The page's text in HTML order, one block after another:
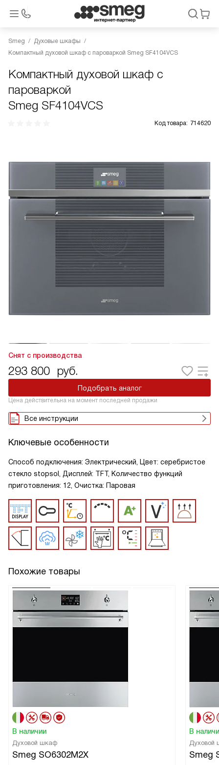
Smeg
Духовые шкафы
Компактный духовой шкаф с пароваркой Smeg SF4104VCS
Компактный духовой шкаф с
пароваркой
Smeg SF4104VCS
Код товара: 714620
Снят с производства
293 800 руб.
Подобрать аналог
Цена действительна на момент последней продажи
Все инструкции
Ключевые особенности
Способ подключения: Электрический, Цвет: серебристое
стекло stopsol, Дисплей: TFT, Количество функций
приготовления: 12, Очистка: Паровая
Похожие товары
В наличии
Духовой шкаф
Smeg SO6302M2X
В
Духовой
Smeg